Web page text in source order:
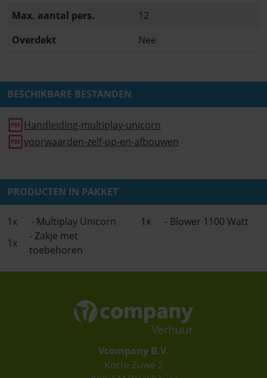
Max. aantal pers.
12
Overdekt
Nee
BESCHIKBARE BESTANDEN
Handleiding-multiplay-unicorn
voorwaarden-zelf-op-en-afbouwen
PRODUCTEN IN PAKKET
1x - Multiplay Unicorn 1x
- Blower 1100 Watt
1x
- Zakje met
toebehoren
Vcompany B.V.
Korte Zuwe 2